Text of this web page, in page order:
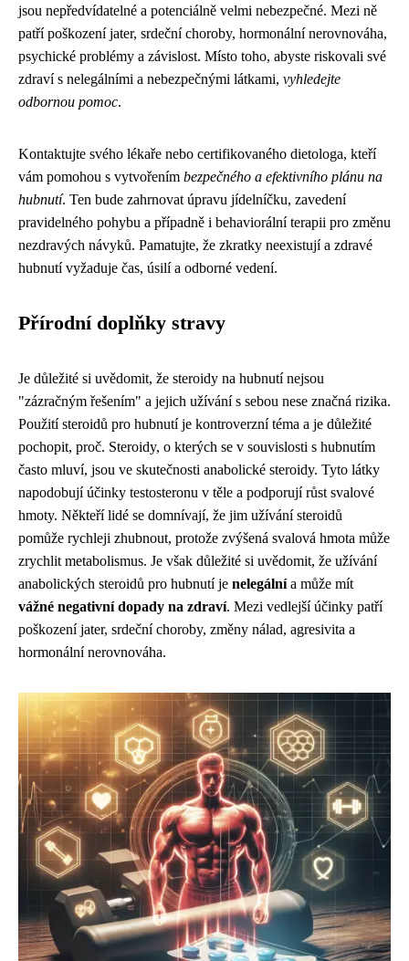
jsou nepředvídatelné a potenciálně velmi nebezpečné. Mezi ně
patří poškození jater, srdeční choroby, hormonální nerovnováha,
psychické problémy a závislost. Místo toho, abyste riskovali své
zdraví s nelegálními a nebezpečnými látkami, vyhledejte
odbornou pomoc.
Kontaktujte svého lékaře nebo certifikovaného dietologa, kteří
vám pomohou s vytvořením bezpečného a efektivního plánu na
hubnutí. Ten bude zahrnovat úpravu jídelníčku, zavedení
pravidelného pohybu a případně i behaviorální terapii pro změnu
nezdravých návyků. Pamatujte, že zkratky neexistují a zdravé
hubnutí vyžaduje čas, úsilí a odborné vedení.
Přírodní doplňky stravy
Je důležité si uvědomit, že steroidy na hubnutí nejsou
"zázračným řešením" a jejich užívání s sebou nese značná rizika.
Použití steroidů pro hubnutí je kontroverzní téma a je důležité
pochopit, proč. Steroidy, o kterých se v souvislosti s hubnutím
často mluví, jsou ve skutečnosti anabolické steroidy. Tyto látky
napodobují účinky testosteronu v těle a podporují růst svalové
hmoty. Někteří lidé se domnívají, že jim užívání steroidů
pomůže rychleji zhubnout, protože zvýšená svalová hmota může
zrychlit metabolismus. Je však důležité si uvědomit, že užívání
anabolických steroidů pro hubnutí je nelegálnía může mít
vážné negativní dopady na zdraví. Mezi vedlejší účinky patří
poškození jater, srdeční choroby, změny nálad, agresivita a
hormonální nerovnováha.